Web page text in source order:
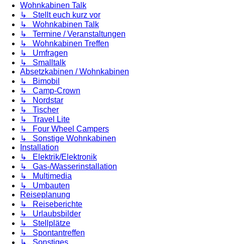
Wohnkabinen Talk
↳ Stellt euch kurz vor
↳ Wohnkabinen Talk
↳ Termine / Veranstaltungen
↳ Wohnkabinen Treffen
↳ Umfragen
↳ Smalltalk
Absetzkabinen / Wohnkabinen
↳ Bimobil
↳ Camp-Crown
↳ Nordstar
↳ Tischer
↳ Travel Lite
↳ Four Wheel Campers
↳ Sonstige Wohnkabinen
Installation
↳ Elektrik/Elektronik
↳ Gas-/Wasserinstallation
↳ Multimedia
↳ Umbauten
Reiseplanung
↳ Reiseberichte
↳ Urlaubsbilder
↳ Stellplätze
↳ Spontantreffen
↳ Sonstiges